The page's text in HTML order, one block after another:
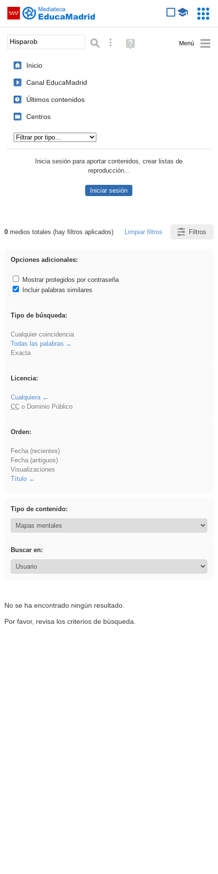
Saltar navegación
Palabra o frase: Búsqueda avanzada
Ayuda
(en
Inicio
Canal EducaMadrid
Últimos contenidos
Centros
Inicia sesión para aportar contenidos, crear listas de
reproducción...
Iniciar sesión
Resultados de: Hisparob
0medios totales (hay filtros aplicados) Limpiar filtros Filtros
Opciones adicionales:
Mostrar protegidos por contraseña
Incluir palabras similares
Tipo de búsqueda:
Cualquier coincidencia
Todas las palabras
Exacta
Licencia:
Cualquiera
CCo Dominio Público
Orden:
Fecha (recientes)
Fecha (antiguos)
Visualizaciones
Título
Tipo de contenido:
Buscar en:
No se ha encontrado ningún resultado.
Por favor, revisa los criterios de búsqueda.